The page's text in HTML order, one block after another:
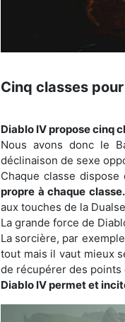
Cinq classes
Diablo IV propose cinq
Nous avons donc le
déclinaison de sexe
Chaque classe
propre à chaque classe.
aux touches de la
La grande force de
La sorcière, par
tout mais il vaut mieux
de récupérer des
Diablo IV permet et